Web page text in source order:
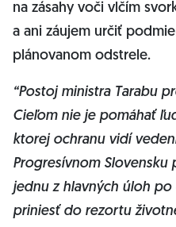
na zásahy voči vlčím
a ani záujem určiť
plánovanom odstrele.
“Postoj ministra Tarabu
Cieľom nie je pomáhať
ktorej ochranu vidí
Progresívnom Slovensku
jednu z hlavných úloh
priniesť do rezortu